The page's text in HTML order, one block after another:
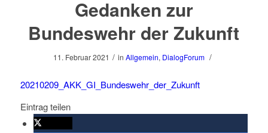
Gedanken zur
Bundeswehr der Zukunft
11. Februar 2021 / in Allgemein, DialogForum /
20210209_AKK_GI_Bundeswehr_der_Zukunft
Eintrag teilen